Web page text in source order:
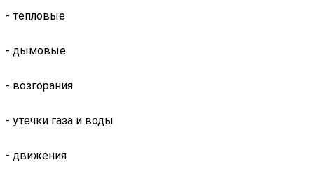
- тепловые
- дымовые
- возгорания
- утечки газа и воды
- движения